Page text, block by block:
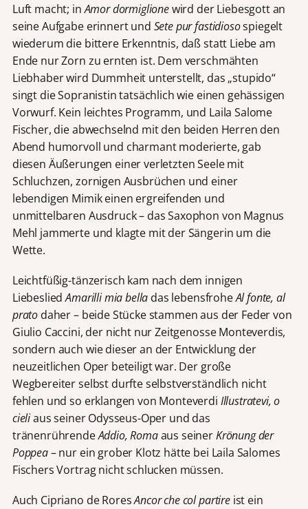
Luft macht; inAmor dormiglionewird der Liebesgott an
seine Aufgabe erinnert und Sete pur fastidiosospiegelt
wiederum die bittere Erkenntnis, daß statt Liebe am
Ende nur Zorn zu ernten ist. Dem verschmähten
Liebhaber wird Dummheit unterstellt, das „stupido“
singt die Sopranistin tatsächlich wie einen gehässigen
Vorwurf. Kein leichtes Programm, und Laila Salome
Fischer, die abwechselnd mit den beiden Herren den
Abend humorvoll und charmant moderierte, gab
diesen Äußerungen einer verletzten Seele mit
Schluchzen, zornigen Ausbrüchen und einer
lebendigen Mimik einen ergreifenden und
unmittelbaren Ausdruck – das Saxophon von Magnus
Mehl jammerte und klagte mit der Sängerin um die
Wette.
Leichtfüßig-tänzerisch kam nach dem innigen
LiebesliedAmarilli mia bella das lebensfroheAl fonte, al
prato daher – beide Stücke stammen aus der Feder von
Giulio Caccini, der nicht nur Zeitgenosse Monteverdis,
sondern auch wie dieser an der Entwicklung der
neuzeitlichen Oper beteiligt war. Der große
Wegbereiter selbst durfte selbstverständlich nicht
fehlen und so erklangen von Monteverdi Illustratevi, o
cieliaus seiner Odysseus-Oper und das
tränenrührendeAddio, Romaaus seinerKrönung der
Poppea– nur ein grober Klotz hätte bei Laila Salomes
Fischers Vortrag nicht schlucken müssen.
Auch Cipriano de RoresAncor che col partireist ein